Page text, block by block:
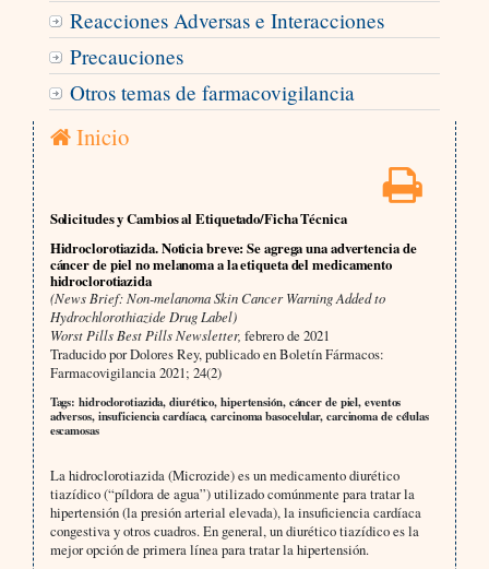
Reacciones Adversas e Interacciones
Precauciones
Otros temas de farmacovigilancia
Inicio
Solicitudes y Cambios al Etiquetado/Ficha Técnica
Hidroclorotiazida. Noticia breve: Se agrega una advertencia de
cáncer de piel no melanoma a la etiqueta del medicamento
hidroclorotiazida
(News Brief: Non-melanoma Skin Cancer Warning Added to
Hydrochlorothiazide Drug Label)
Worst Pills Best Pills Newsletter, febrero de 2021
Traducido por Dolores Rey, publicado en Boletín Fármacos:
Farmacovigilancia 2021; 24(2)
Tags: hidroclorotiazida, diurético, hipertensión, cáncer de piel, eventos
adversos, insuficiencia cardíaca, carcinoma basocelular, carcinoma de células
escamosas
La hidroclorotiazida (Microzide) es un medicamento diurético
tiazídico (“píldora de agua”) utilizado comúnmente para tratar la
hipertensión (la presión arterial elevada), la insuficiencia cardíaca
congestiva y otros cuadros. En general, un diurético tiazídico es la
mejor opción de primera línea para tratar la hipertensión.